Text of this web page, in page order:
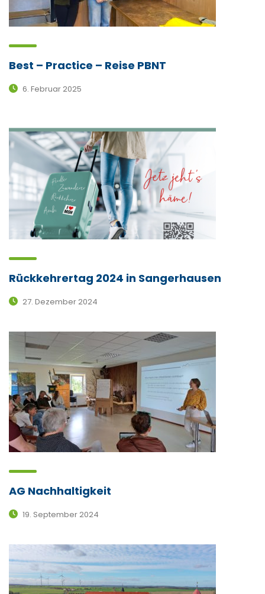
Best – Practice – Reise PBNT
6. Februar 2025
Rückkehrertag 2024 in Sangerhausen
27. Dezember 2024
AG Nachhaltigkeit
19. September 2024